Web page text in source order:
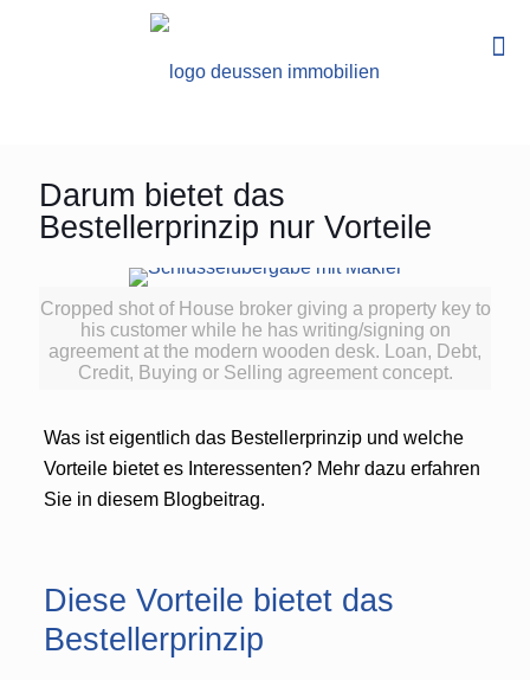
Darum bietet das
Bestellerprinzip nur Vorteile
Cropped shot of House broker giving a property key to
his customer while he has writing/signing on
agreement at the modern wooden desk. Loan, Debt,
Credit, Buying or Selling agreement concept.
Was ist eigentlich das Bestellerprinzip und welche
Vorteile bietet es Interessenten? Mehr dazu erfahren
Sie in diesem Blogbeitrag.
Diese Vorteile bietet das
Bestellerprinzip